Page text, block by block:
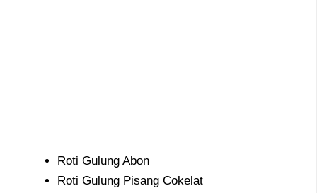
Roti Gulung Abon
Roti Gulung Pisang Cokelat